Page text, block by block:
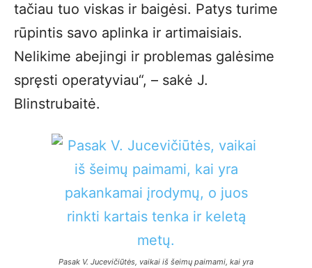
tačiau tuo viskas ir baigėsi. Patys turime
rūpintis savo aplinka ir artimaisiais.
Nelikime abejingi ir problemas galėsime
spręsti operatyviau“, – sakė J.
Blinstrubaitė.
Pasak V. Jucevičiūtės, vaikai iš šeimų paimami, kai yra